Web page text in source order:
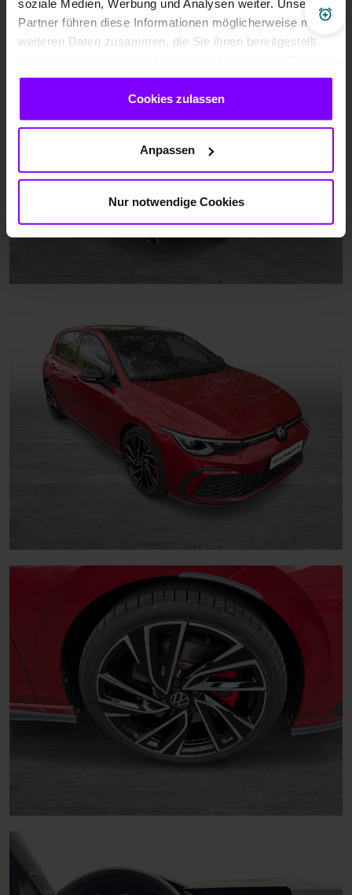
soziale Medien, Werbung und Analysen weiter. Unsere
Partner führen diese Informationen möglicherweise mit
weiteren Daten zusammen, die Sie ihnen bereitgestellt
gesammelt haben.
Cookies zulassen
Anpassen
Nur notwendige Cookies